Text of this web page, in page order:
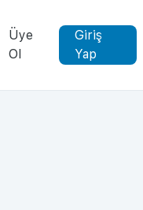
Üye
Ol
Giriş
Yap